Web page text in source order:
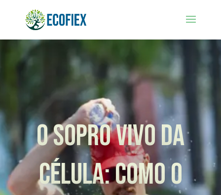
O SOPRO VIVO DA
CÉLULA: COMO O